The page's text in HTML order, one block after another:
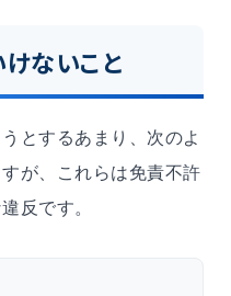
ないこと
とするあまり、次のよ
が、これらは免責不許
反です。